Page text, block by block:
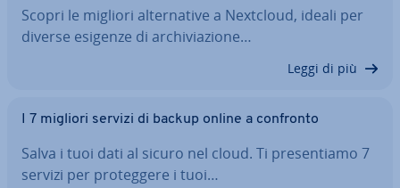
Scopri le migliori al­ter­na­ti­ve a Nextcloud, ideali per
diverse esigenze di ar­chi­via­zio­ne…
Leggi di più
I 7 migliori servizi di backup online a confronto
Salva i tuoi dati al sicuro nel cloud. Ti pre­sen­tia­mo 7
servizi per pro­teg­ge­re i tuoi…